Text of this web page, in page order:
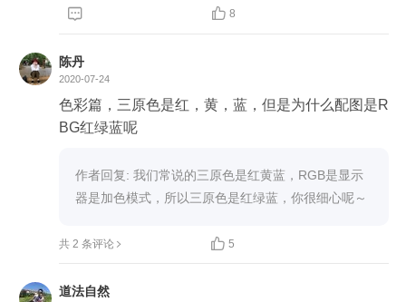
  8
陈丹
2020-07-24
色彩篇，三原色是红，黄，蓝，但是为什么配图是R
BG红绿蓝呢
作者回复: 我们常说的三原色是红黄蓝，RGB是显示
器是加色模式，所以三原色是红绿蓝，你很细心呢～
共 2 条评论  5
道法自然